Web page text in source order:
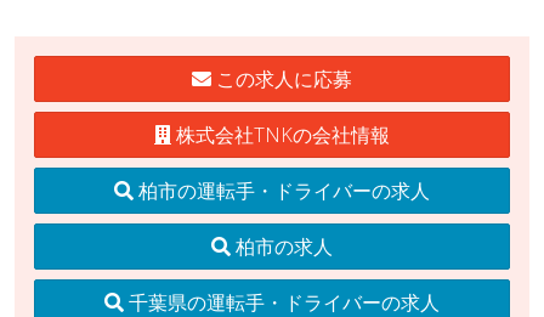
この求人に応募
株式会社TNKの会社情報
柏市の運転手・ドライバーの求人
柏市の求人
千葉県の運転手・ドライバーの求人